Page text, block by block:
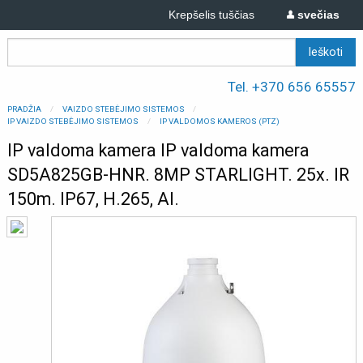
svečias
Krepšelis tuščias
Tel. +370 656 65557
PRADŽIA
VAIZDO STEBĖJIMO SISTEMOS
IP VAIZDO STEBĖJIMO SISTEMOS
IP VALDOMOS KAMEROS (PTZ)
IP valdoma kamera IP valdoma kamera
SD5A825GB-HNR. 8MP STARLIGHT. 25x. IR
150m. IP67, H.265, AI.